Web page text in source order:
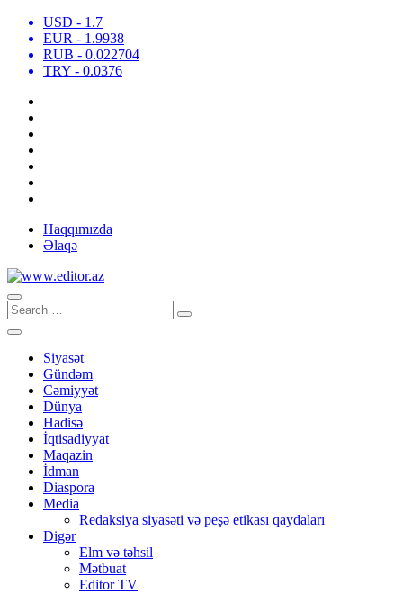
USD - 1.7
EUR - 1.9938
RUB - 0.022704
TRY - 0.0376
Haqqımızda
Əlaqə
Siyasət
Gündəm
Cəmiyyət
Dünya
Hadisə
İqtisadiyyat
Maqazin
İdman
Diaspora
Media
Redaksiya siyasəti və peşə etikası qaydaları
Digər
Elm və təhsil
Mətbuat
Editor TV